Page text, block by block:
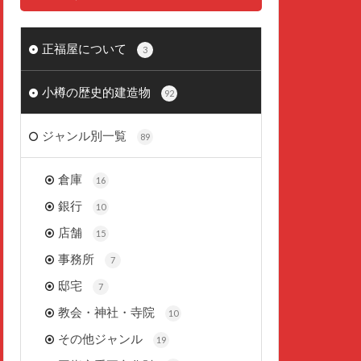
正福屋について 3
小樽の歴史的建造物 92
ジャンル別一覧 89
倉庫 16
銀行 10
店舗 15
事務所 7
邸宅 7
教会・神社・寺院 10
その他ジャンル 19